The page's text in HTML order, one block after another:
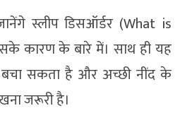
स्लीप डिसऑर्डर (What is
कारण के बारे में। साथ ही यह
सकता है और अच्छी नींद के
जरूरी है।